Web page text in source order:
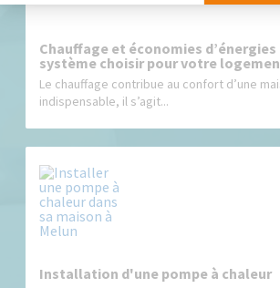
Chauffage et économies d’énergies
système choisir pour votre
Le chauffage contribue au confort d’une
indispensable, il s’agit...
Installation d'une pompe à chaleur